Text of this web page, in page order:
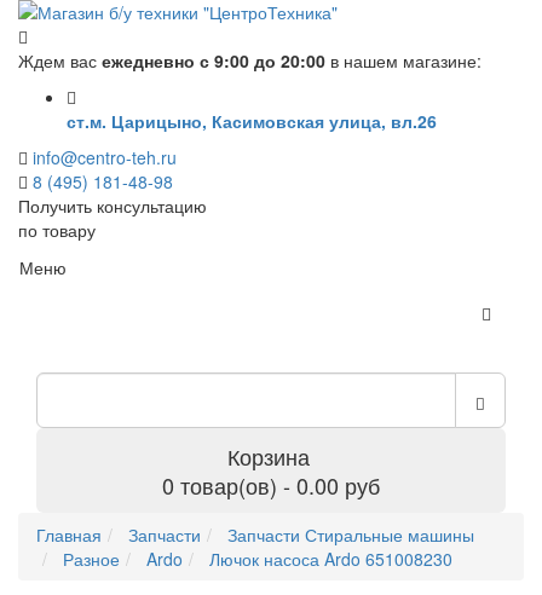
Ждем вас ежедневно с 9:00 до 20:00 в нашем магазине:
ст.м. Царицыно, Касимовская улица, вл.26
info@centro-teh.ru
8 (495) 181-48-98
Получить консультацию
по товару
Меню
Корзина
0 товар(ов) - 0.00 руб
Главная Запчасти
Запчасти Стиральные машины
Разное
Ardo Лючок насоса Ardo 651008230